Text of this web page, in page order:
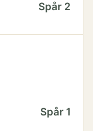
Spår 2
Spår 1